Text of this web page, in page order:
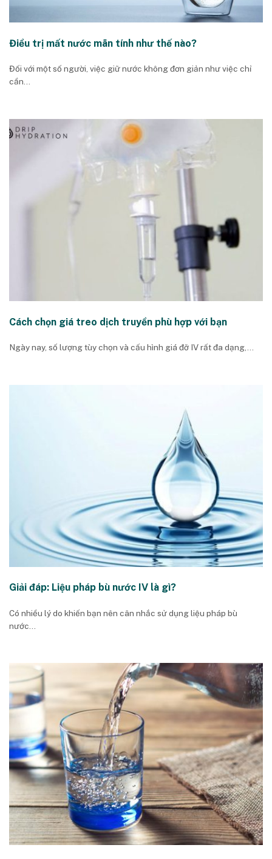
Điều trị mất nước mãn tính như thế nào?
Đối với một số người, việc giữ nước không đơn giản như việc chỉ
cần...
Cách chọn giá treo dịch truyền phù hợp với bạn
Ngày nay, số lượng tùy chọn và cấu hình giá đỡ IV rất đa dạng,...
Giải đáp: Liệu pháp bù nước IV là gì?
Có nhiều lý do khiến bạn nên cân nhắc sử dụng liệu pháp bù
nước...